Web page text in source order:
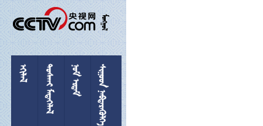
      